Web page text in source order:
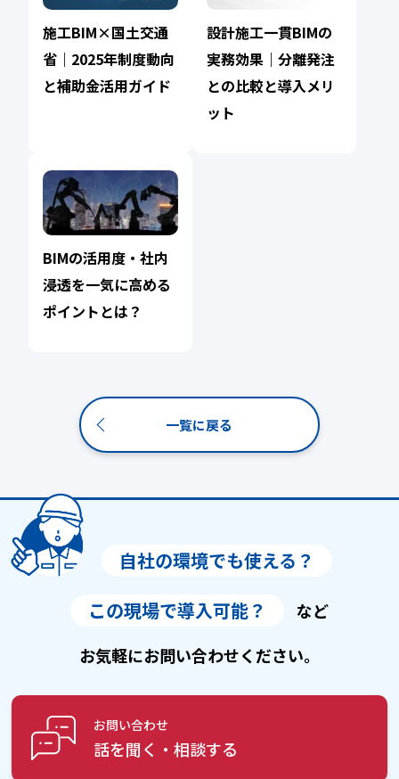
施工BIM×国土交通
省｜2025年制度動向
と補助金活用ガイド
設計施工一貫BIMの
実務効果｜分離発注
との比較と導入メリ
ット
BIMの活用度・社内
浸透を一気に高める
ポイントとは？
一覧に戻る
自社の環境でも使える？
この現場で導入可能？
など
お気軽にお問い合わせください。
話を聞く・相談する
お問い合わせ